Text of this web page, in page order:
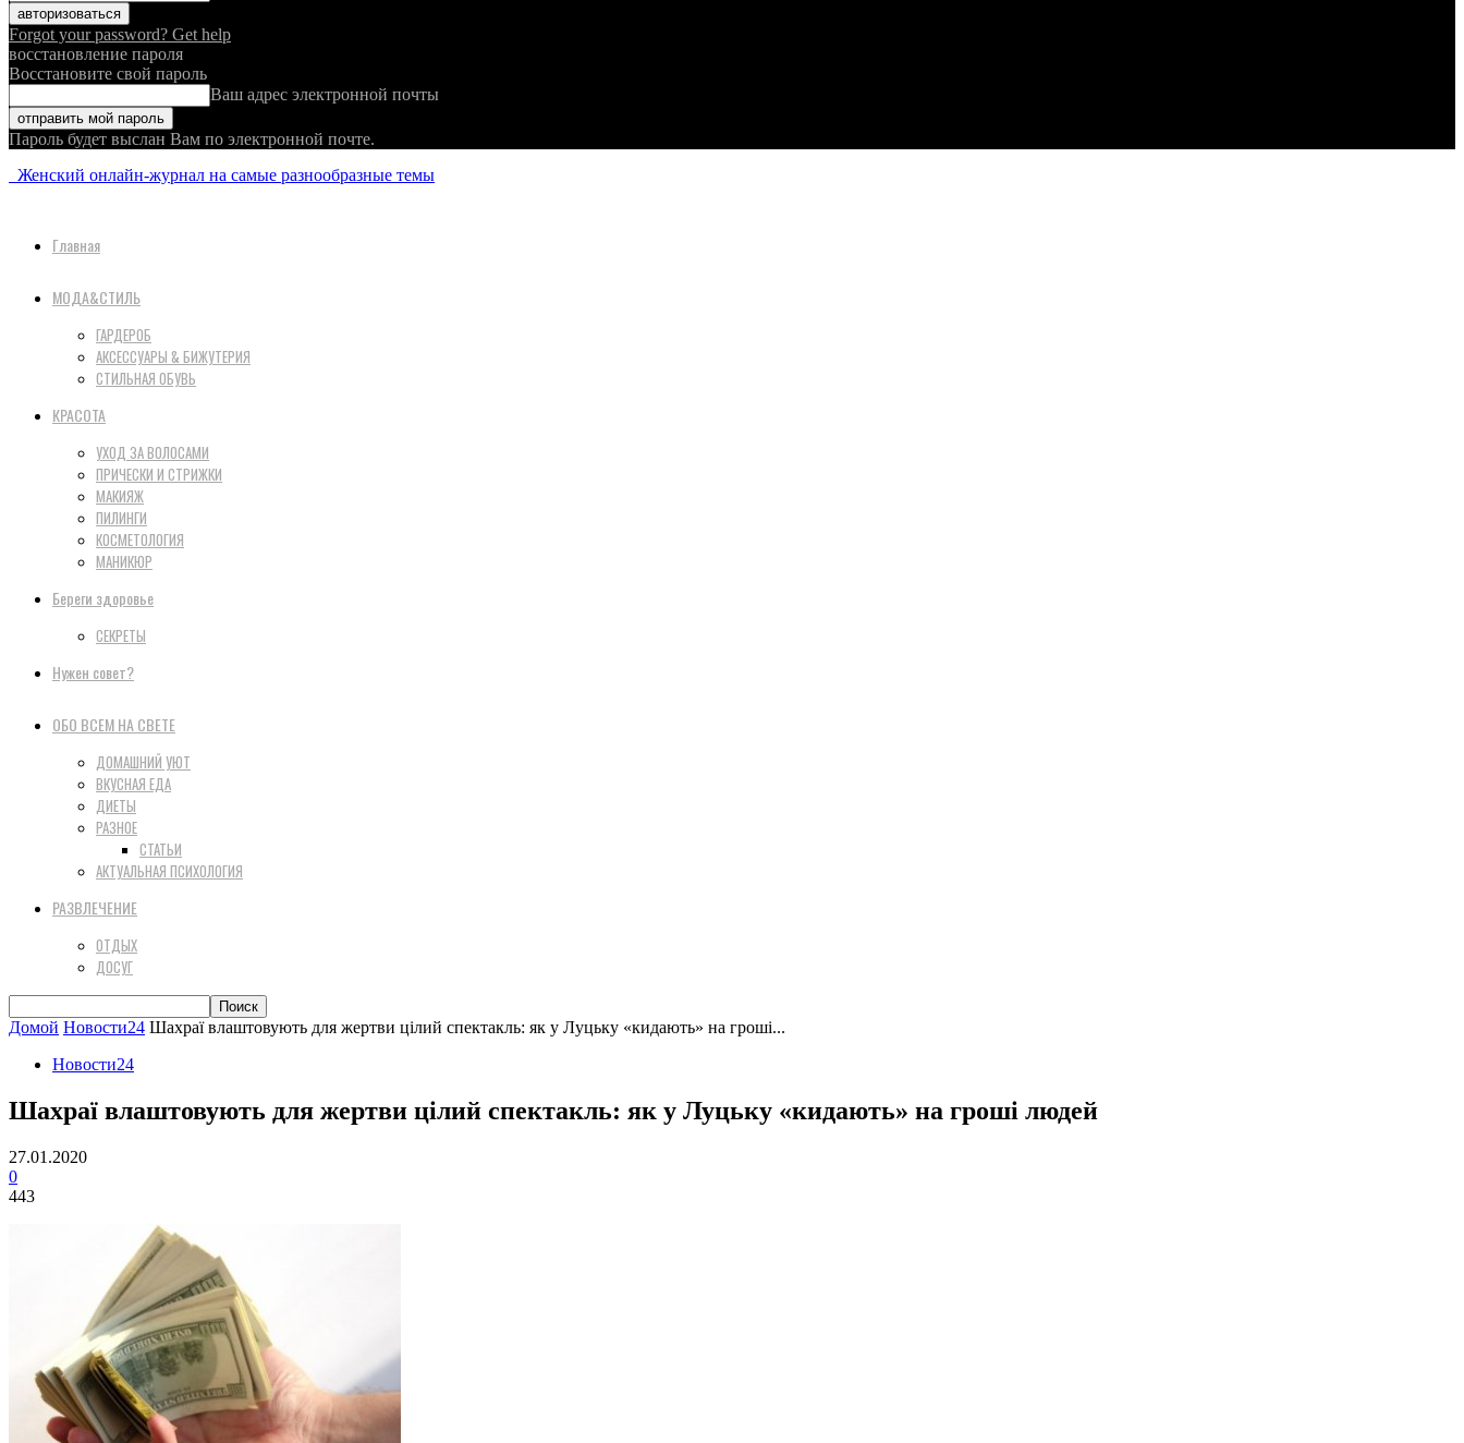
Forgot your password? Get help
восстановление пароля
Восстановите свой пароль
Ваш адрес электронной почты
Пароль будет выслан Вам по электронной почте.
Женский онлайн-журнал на самые разнообразные темы
Главная
МОДА&СТИЛЬ
ГАРДЕРОБ
АКСЕССУАРЫ & БИЖУТЕРИЯ
СТИЛЬНАЯ ОБУВЬ
КРАСОТА
УХОД ЗА ВОЛОСАМИ
ПРИЧЕСКИ И СТРИЖКИ
МАКИЯЖ
ПИЛИНГИ
КОСМЕТОЛОГИЯ
МАНИКЮР
Береги здоровье
СЕКРЕТЫ
Нужен совет?
ОБО ВСЕМ НА СВЕТЕ
ДОМАШНИЙ УЮТ
ВКУСНАЯ ЕДА
ДИЕТЫ
РАЗНОЕ
СТАТЬИ
АКТУАЛЬНАЯ ПСИХОЛОГИЯ
РАЗВЛЕЧЕНИЕ
ОТДЫХ
ДОСУГ
Домой Новости24 Шахраї влаштовують для жертви цілий спектакль: як у Луцьку «кидають» на гроші...
Новости24
Шахраї влаштовують для жертви цілий спектакль: як у Луцьку «кидають» на гроші людей
27.01.2020
0
443